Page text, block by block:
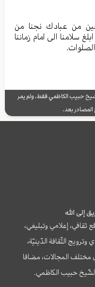
من عبادك نجنا من
سلامنا الى امام زماننا
الصلوات.
حبيب الكاظمي فقط، ولم يمر
بعد.
إلى الله
ثقافي، إعلامي وتبليغي،
الثّقافة الدّينيّة،
المجالات، مضافا
حبيب الكاظمي.